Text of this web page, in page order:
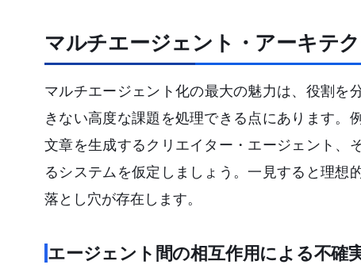
マルチエージェント・アーキテ
マルチエージェント化の最大の魅力は、役割を
きない高度な課題を処理できる点にあります。
文章を生成するクリエイター・エージェント、
るシステムを仮定しましょう。一見すると理想
落とし穴が存在します。
エージェント間の相互作用による不確